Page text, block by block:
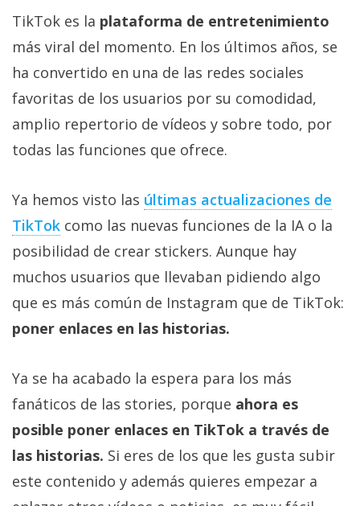
TikTok es la plataforma de entretenimiento
más viral del momento. En los últimos años, se
ha convertido en una de las redes sociales
favoritas de los usuarios por su comodidad,
amplio repertorio de vídeos y sobre todo, por
todas las funciones que ofrece.
Ya hemos visto las últimas actualizaciones de
TikTok como las nuevas funciones de la IA o la
posibilidad de crear stickers. Aunque hay
muchos usuarios que llevaban pidiendo algo
que es más común de Instagram que de TikTok:
poner enlaces en las historias.
Ya se ha acabado la espera para los más
fanáticos de las stories, porque ahora es
posible poner enlaces en TikTok a través de
las historias. Si eres de los que les gusta subir
este contenido y además quieres empezar a